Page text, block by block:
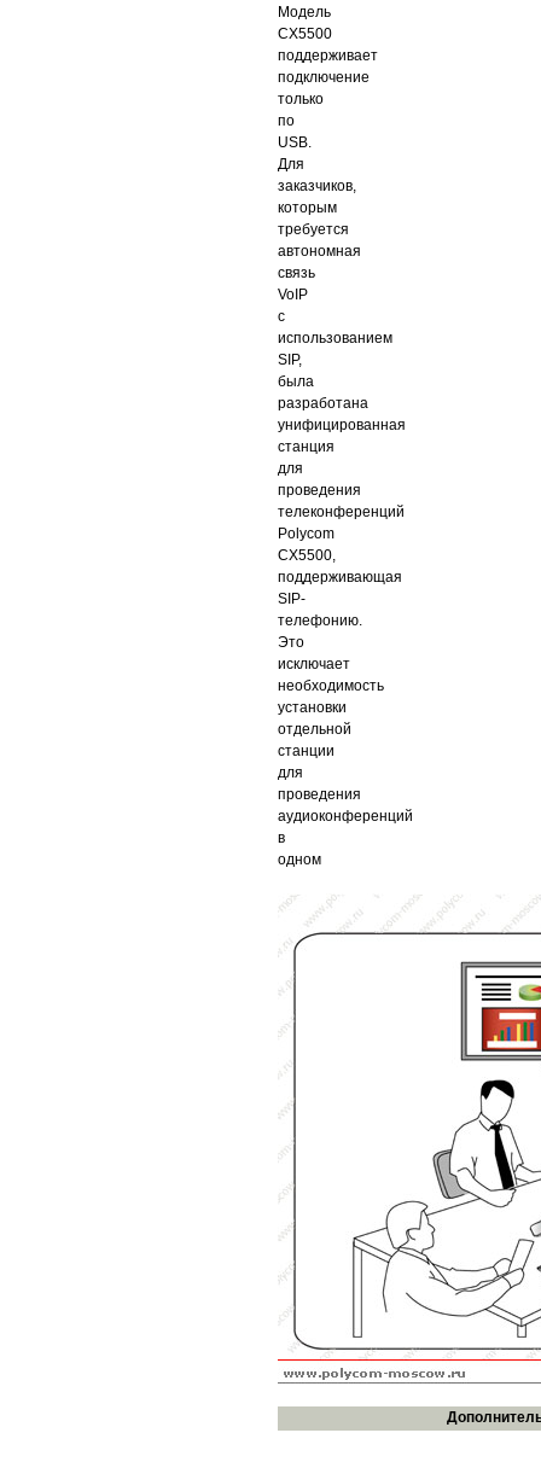
Модель
CX5500
поддерживает
подключение
только
по
USB.
Для
заказчиков,
которым
требуется
автономная
связь
VoIP
с
использованием
SIP,
была
разработана
унифицированная
станция
для
проведения
телеконференций
Polycom
CX5500,
поддерживающая
SIP-
телефонию.
Это
исключает
необходимость
установки
отдельной
станции
для
проведения
аудиоконференций
в
одном